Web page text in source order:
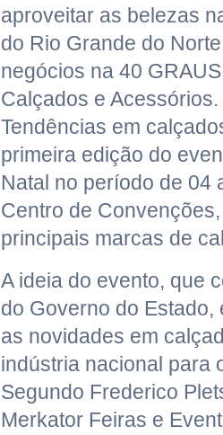
aproveitar as belezas
do Rio Grande do
negócios na 40
Calçados e
Tendências em
primeira edição do
Natal no período de 04
Centro de
principais marcas de
A ideia do evento, que
do Governo do
as novidades em
indústria nacional para
Segundo Frederico
Merkator Feiras e